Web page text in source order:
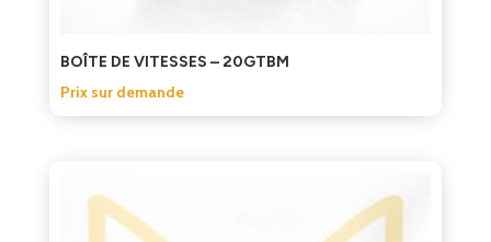
BOÎTE DE VITESSES – 20GTBM
Prix sur demande